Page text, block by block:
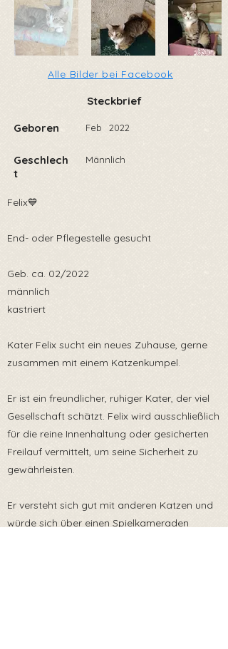
Alle Bilder bei Facebook
Steckbrief
Geboren
Geschlech
t
Feb 2022
Männlich
Felix💙
End- oder Pflegestelle gesucht
Geb. ca. 02/2022
männlich
kastriert
Kater Felix sucht ein neues Zuhause, gerne
zusammen mit einem Katzenkumpel.
Er ist ein freundlicher, ruhiger Kater, der viel
Gesellschaft schätzt. Felix wird ausschließlich
für die reine Innenhaltung oder gesicherten
Freilauf vermittelt, um seine Sicherheit zu
gewährleisten.
Er versteht sich gut mit anderen Katzen und
würde sich über einen Spielkameraden